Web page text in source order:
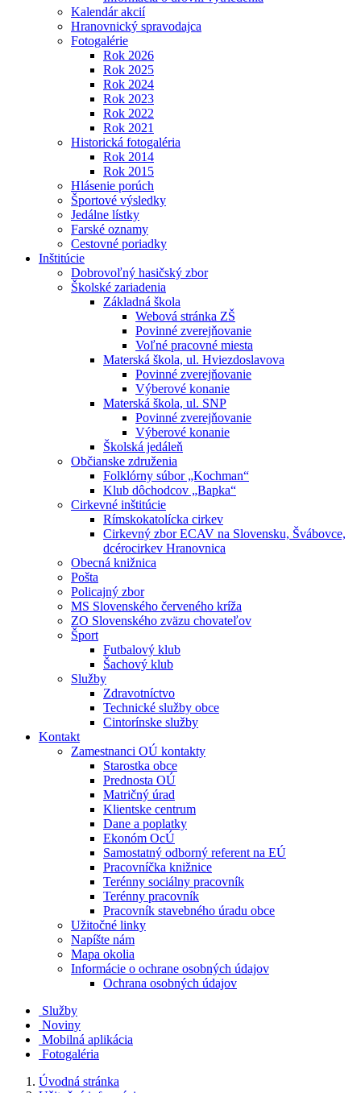
Kalendár akcií
Hranovnický spravodajca
Fotogalérie
Rok 2026
Rok 2025
Rok 2024
Rok 2023
Rok 2022
Rok 2021
Historická fotogaléria
Rok 2014
Rok 2015
Hlásenie porúch
Športové výsledky
Jedálne lístky
Farské oznamy
Cestovné poriadky
Inštitúcie
Dobrovoľný hasičský zbor
Školské zariadenia
Základná škola
Webová stránka ZŠ
Povinné zverejňovanie
Voľné pracovné miesta
Materská škola, ul. Hviezdoslavova
Povinné zverejňovanie
Výberové konanie
Materská škola, ul. SNP
Povinné zverejňovanie
Výberové konanie
Školská jedáleň
Občianske združenia
Folklórny súbor „Kochman“
Klub dôchodcov „Bapka“
Cirkevné inštitúcie
Rímskokatolícka cirkev
Cirkevný zbor ECAV na Slovensku, Švábovce,
dcérocirkev Hranovnica
Obecná knižnica
Pošta
Policajný zbor
MS Slovenského červeného kríža
ZO Slovenského zväzu chovateľov
Šport
Futbalový klub
Šachový klub
Služby
Zdravotníctvo
Technické služby obce
Cintorínske služby
Kontakt
Zamestnanci OÚ kontakty
Starostka obce
Prednosta OÚ
Matričný úrad
Klientske centrum
Dane a poplatky
Ekonóm OcÚ
Samostatný odborný referent na EÚ
Pracovníčka knižnice
Terénny sociálny pracovník
Terénny pracovník
Pracovník stavebného úradu obce
Užitočné linky
Napíšte nám
Mapa okolia
Informácie o ochrane osobných údajov
Ochrana osobných údajov
Služby
Noviny
Mobilná aplikácia
Fotogaléria
Úvodná stránka